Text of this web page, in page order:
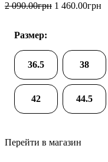
2 090.00грн 1 460.00грн
Размер:
36.5 38
42 44.5
Перейти в магазин